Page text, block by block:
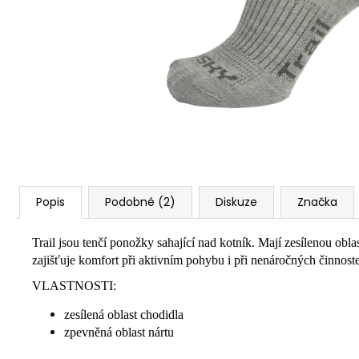
Popis Podobné (2) Diskuze Značka
Trail jsou tenčí ponožky sahající nad kotník. Mají zesílenou
zajišťuje komfort při aktivním pohybu i při nenáročných
VLASTNOSTI:
zesílená oblast chodidla
zpevněná oblast nártu